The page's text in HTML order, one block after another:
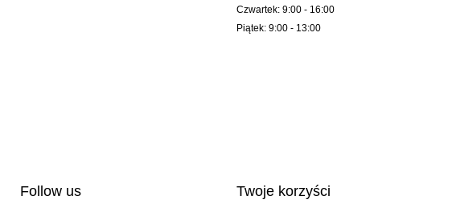
Czwartek: 9:00 - 16:00
Piątek: 9:00 - 13:00
Follow us Twoje korzyści